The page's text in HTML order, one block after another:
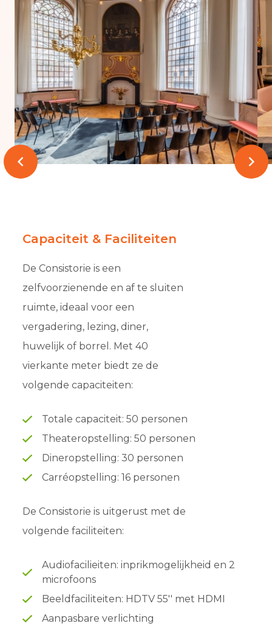
Capaciteit & Faciliteiten
De Consistorie is een
zelfvoorzienende en af te sluiten
ruimte, ideaal voor een
vergadering, lezing, diner,
huwelijk of borrel. Met 40
vierkante meter biedt ze de
volgende capaciteiten:
Totale capaciteit: 50 personen
Theateropstelling: 50 personen
Dineropstelling: 30 personen
Carréopstelling: 16 personen
De Consistorie is uitgerust met de
volgende faciliteiten:
Audiofacilieiten: inprikmogelijkheid en 2
microfoons
Beeldfaciliteiten: HDTV 55'' met HDMI
Aanpasbare verlichting